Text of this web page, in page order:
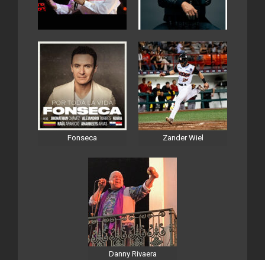
Fonseca Zander Wiel
Danny Rivaera